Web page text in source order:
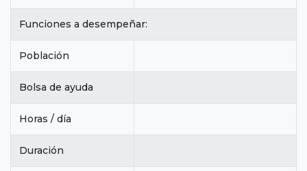
Funciones a desempeñar:
Población
Bolsa de ayuda
Horas / día
Duración